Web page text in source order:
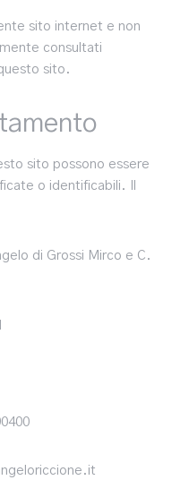
sito internet e non
consultati
sito.
sito possono essere
o identificabili. Il
di Grossi Mirco e C.